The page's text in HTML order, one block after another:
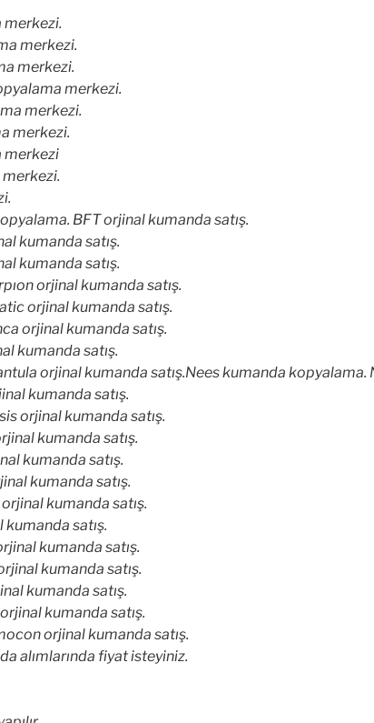
merkezi.
merkezi.
merkezi.
merkezi.
merkezi.
merkezi.
merkezi
BFT orjinal kumanda satış.
kumanda satış.
kumanda satış.
orjinal kumanda satış.
orjinal kumanda satış.
orjinal kumanda satış.
kumanda satış.
orjinal kumanda satış.Nees kumanda kopyalama.
kumanda satış.
orjinal kumanda satış.
kumanda satış.
kumanda satış.
kumanda satış.
kumanda satış.
satış.
kumanda satış.
kumanda satış.
kumanda satış.
kumanda satış.
orjinal kumanda satış.
alımlarında fiyat isteyiniz.